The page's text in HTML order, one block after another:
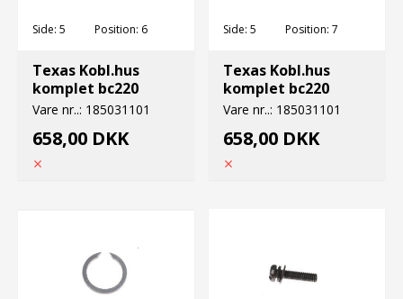
Side: 5 Position: 6
Texas Kobl.hus
komplet bc220
Vare nr..: 185031101
658,00 DKK
Side: 5 Position: 7
Texas Kobl.hus
komplet bc220
Vare nr..: 185031101
658,00 DKK